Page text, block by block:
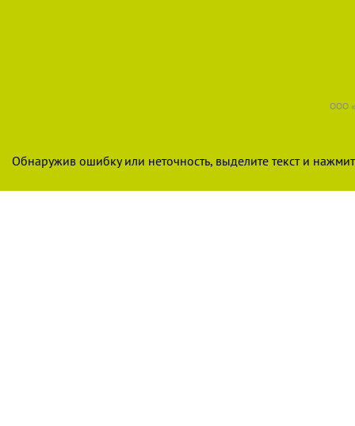
ООО
Обнаружив ошибку или неточность, выделите текст и